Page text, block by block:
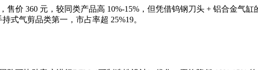
售价 360 元，较同类产品高 10%-15%，但凭借钨钢刀头 + 铝合金气
式气剪品类第一，市占率超 25%19。